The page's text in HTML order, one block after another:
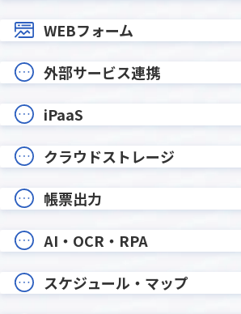
WEBフォーム
外部サービス連携
iPaaS
クラウドストレージ
帳票出力
AI・OCR・RPA
スケジュール・マップ